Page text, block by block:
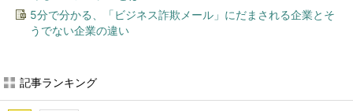
5分で分かる、「ビジネス詐欺メール」にだまされる企業とそ
うでない企業の違い
記事ランキング